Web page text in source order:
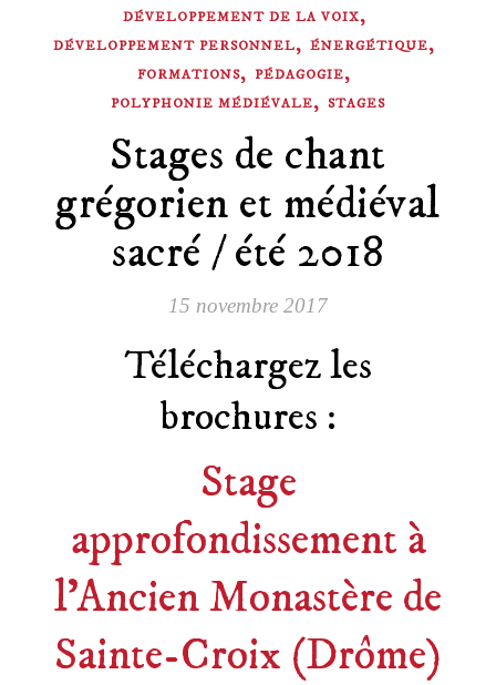
DÉVELOPPEMENT DE LA VOIX,
DÉVELOPPEMENT PERSONNEL, ÉNERGÉTIQUE,
FORMATIONS, PÉDAGOGIE,
POLYPHONIE MÉDIÉVALE, STAGES
Stages de chant
grégorien et médiéval
sacré / été 2018
15 novembre 2017
Téléchargez les
brochures :
Stage
approfondissement à
l’Ancien Monastère de
Sainte-Croix (Drôme)